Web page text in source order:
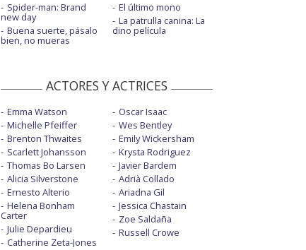
Spider-man: Brand
new day
Buena suerte, pásalo
bien, no mueras
El último mono
La patrulla canina: La
dino película
ACTORES Y ACTRICES
Emma Watson
Michelle Pfeiffer
Brenton Thwaites
Scarlett Johansson
Thomas Bo Larsen
Alicia Silverstone
Ernesto Alterio
Helena Bonham
Carter
Julie Depardieu
Catherine Zeta-Jones
Oscar Isaac
Wes Bentley
Emily Wickersham
Krysta Rodriguez
Javier Bardem
Adrià Collado
Ariadna Gil
Jessica Chastain
Zoe Saldaña
Russell Crowe